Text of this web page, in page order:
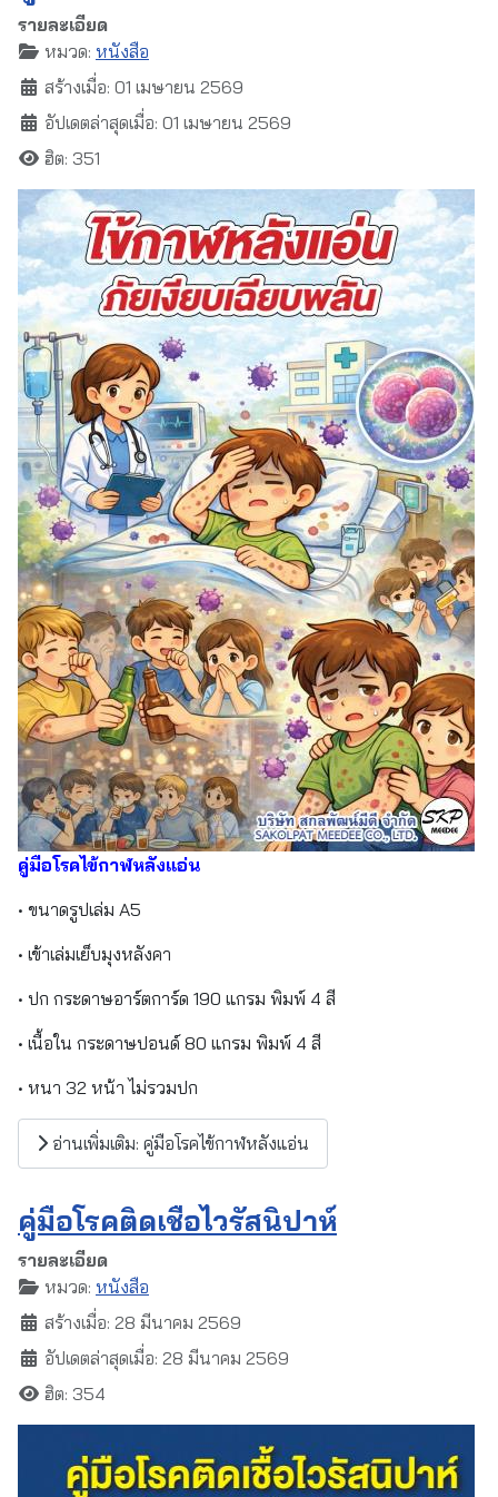
รายละเอียด
หมวด: หนังสือ
สร้างเมื่อ: 01 เมษายน 2569
อัปเดตล่าสุดเมื่อ: 01 เมษายน 2569
ฮิต: 351
คู่มือโรคไข้กาฬหลังแอ่น
• ขนาดรูปเล่ม A5
• เข้าเล่มเย็บมุงหลังคา
• ปก กระดาษอาร์ตการ์ด 190 แกรม พิมพ์ 4 สี
• เนื้อใน กระดาษปอนด์ 80 แกรม พิมพ์ 4 สี
• หนา 32 หน้า ไม่รวมปก
อ่านเพิ่มเติม: คู่มือโรคไข้กาฬหลังแอ่น
คู่มือโรคติดเชื้อไวรัสนิปาห์
รายละเอียด
หมวด: หนังสือ
สร้างเมื่อ: 28 มีนาคม 2569
อัปเดตล่าสุดเมื่อ: 28 มีนาคม 2569
ฮิต: 354